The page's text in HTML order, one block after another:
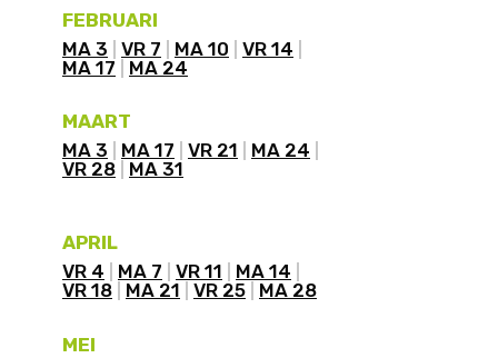
FEBRUARI
MA 3
VR 7 MA 10
VR 14
MA 17
MA 24
MAART
MA 3
MA 17 VR 21
MA 24
VR 28
MA 31
APRIL
VR 4
MA 7 VR 11
MA 14
VR 18
MA 21 VR 25 MA 28
MEI